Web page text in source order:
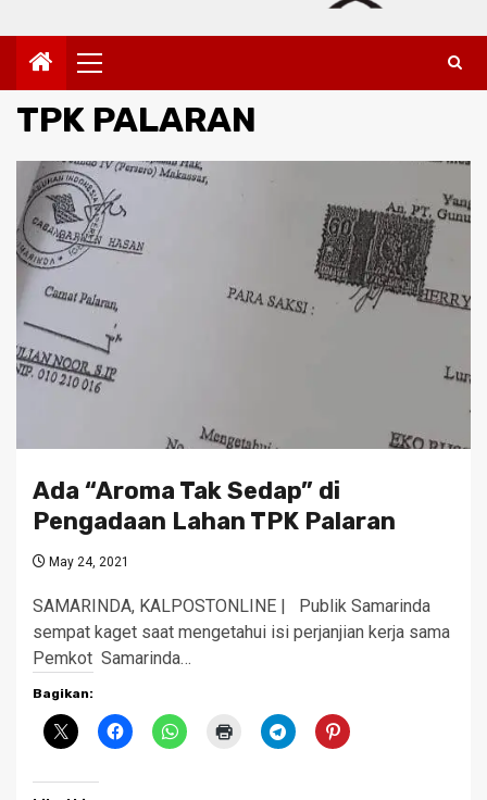
Primary
Menu
TPK PALARAN
Ada “Aroma Tak Sedap” di
Pengadaan Lahan TPK Palaran
May 24, 2021
SAMARINDA, KALPOSTONLINE | Publik Samarinda
sempat kaget saat mengetahui isi perjanjian kerja sama
Pemkot Samarinda…
Bagikan: